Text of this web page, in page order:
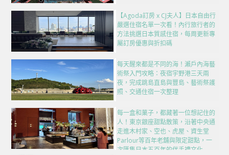
【Agoda訂房 x CJ夫人】日本自由行
嚴選住宿名單一次看！內行旅行者的
方法挑選日本質感住宿，每周更新專
屬訂房優惠與折扣碼
每天醒來都是不同的海！瀨戶內海藝
術祭入門攻略：夜宿宇野港三天兩
夜，完成跳島直島與豐島、藝術祭護
照、交通住宿一次整理
每一盒和菓子，都藏著一位想記住的
人！東京銀座甜點散策，沿著中央通
走進木村家、空也、虎屋、資生堂
Parlour等百年老舖與限定甜點，一
次匯集日本五百年的伴手禮文化